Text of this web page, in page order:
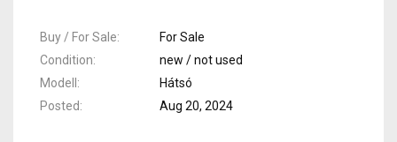
Buy / For Sale
For Sale
Condition
new / not used
Modell
Hátsó
Posted
Aug 20, 2024